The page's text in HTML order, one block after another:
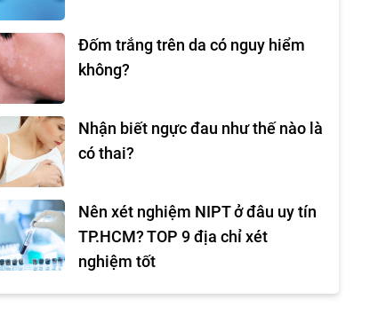
Đốm trắng trên da có nguy hiểm
không?
Nhận biết ngực đau như thế nào là
có thai?
Nên xét nghiệm NIPT ở đâu uy tín
TP.HCM? TOP 9 địa chỉ xét
nghiệm tốt